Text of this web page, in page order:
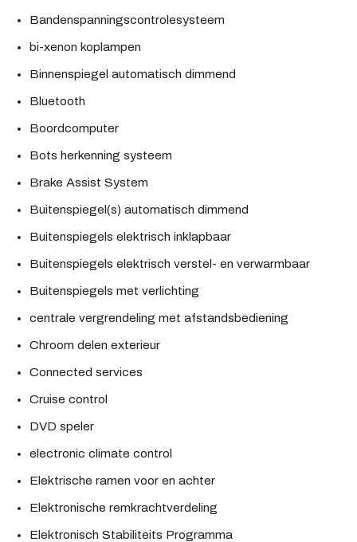
Bandenspanningscontrolesysteem
bi-xenon koplampen
Binnenspiegel automatisch dimmend
Bluetooth
Boordcomputer
Bots herkenning systeem
Brake Assist System
Buitenspiegel(s) automatisch dimmend
Buitenspiegels elektrisch inklapbaar
Buitenspiegels elektrisch verstel- en verwarmbaar
Buitenspiegels met verlichting
centrale vergrendeling met afstandsbediening
Chroom delen exterieur
Connected services
Cruise control
DVD speler
electronic climate control
Elektrische ramen voor en achter
Elektronische remkrachtverdeling
Elektronisch Stabiliteits Programma